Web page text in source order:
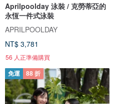
Aprilpoolday 泳裝 / 克勞蒂亞的
永恆一件式泳裝
APRILPOOLDAY
NT$ 3,781
56 人正準備購買
免運 88 折